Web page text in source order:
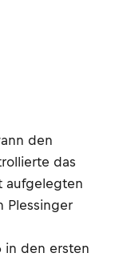
den
das
aufgelegten
Plessinger
in den ersten